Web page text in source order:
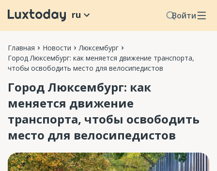
Войти
ru
Главная Новости
Люксембург
Город Люксембург: как меняется движение транспорта,
чтобы освободить место для велосипедистов
Город Люксембург: как
меняется движение
транспорта, чтобы освободить
место для велосипедистов